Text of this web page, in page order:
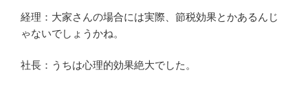
経理：大家さんの場合には実際、節税効果とかあるんじ
ゃないでしょうかね。
社長：うちは心理的効果絶大でした。